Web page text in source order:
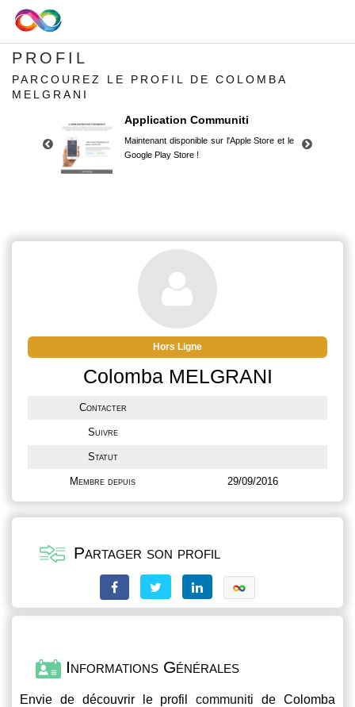
PROFIL
PARCOUREZ LE PROFIL DE COLOMBA
MELGRANI
Application Communiti
Maintenant disponible sur l'Apple Store et le
Google Play Store !
Google Play Store !
Hors Ligne
Colomba MELGRANI
Contacter
Suivre
Statut
Membre depuis 29/09/2016
Partager son profil
Informations Générales
Envie de découvrir le profilcommuniti de Colomba